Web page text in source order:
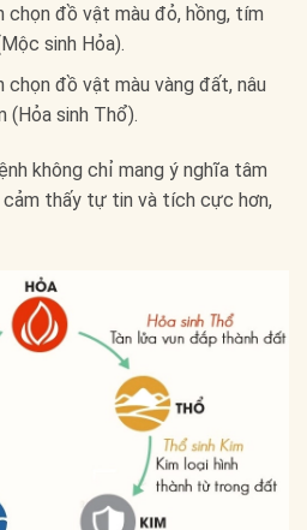
chọn đồ vật màu đỏ, hồng, tím
sinh Hỏa).
chọn đồ vật màu vàng đất, nâu
(Hỏa sinh Thổ).
không chỉ mang ý nghĩa tâm
cảm thấy tự tin và tích cực hơn,